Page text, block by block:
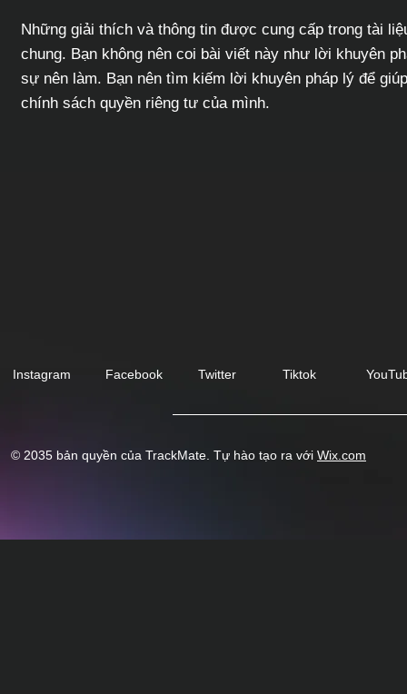
Những giải thích và thông tin được cung cấp trong tài
chung. Bạn không nên coi bài viết này như lời khuyên
sự nên làm. Bạn nên tìm kiếm lời khuyên pháp lý để
chính sách quyền riêng tư của mình.
Instagram Facebook Twitter Tiktok
© 2035 bản quyền của TrackMate. Tự hào tạo ra với Wix.com